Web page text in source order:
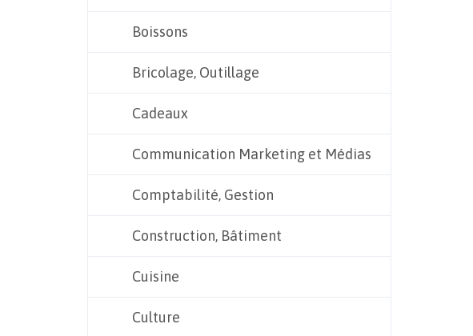
Boissons
Bricolage, Outillage
Cadeaux
Communication Marketing et Médias
Comptabilité, Gestion
Construction, Bâtiment
Cuisine
Culture